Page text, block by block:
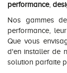
performance,
Nos gammes
performance,
Que vous
d'en installer de
solution parfaite